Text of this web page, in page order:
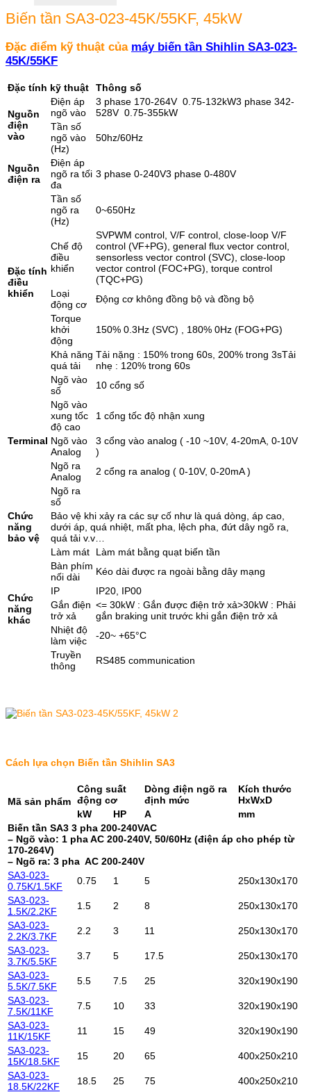
Biến tần SA3-023-45K/55KF, 45kW
Đặc điểm kỹ thuật của máy biến tần Shihlin SA3-023-
45K/55KF
Đặc tính kỹ thuật Thông số
Nguồn
điện
vào
Điện áp
ngõ vào
3 phase 170-264V 0.75-132kW3 phase 342-
528V 0.75-355kW
Tần số
ngõ vào
(Hz)
50hz/60Hz
Nguồn
điện ra
Điện áp
ngõ ra tối
đa
3 phase 0-240V3 phase 0-480V
Đặc tính
điều
khiển
Tần số
ngõ ra
(Hz)
0~650Hz
Chế độ
điều
khiển
SVPWM control, V/F control, close-loop V/F
control (VF+PG), general flux vector control,
sensorless vector control (SVC), close-loop
vector control (FOC+PG), torque control
(TQC+PG)
Loại
động cơ
Động cơ không đồng bộ và đồng bộ
Torque
khởi
động
150% 0.3Hz (SVC) , 180% 0Hz (FOG+PG)
Khả năng
quá tải
Tải nặng : 150% trong 60s, 200% trong 3sTải
nhẹ : 120% trong 60s
Terminal
Ngõ vào
số
10 cổng số
Ngõ vào
xung tốc
độ cao
1 cổng tốc độ nhận xung
Ngõ vào
Analog
3 cổng vào analog ( -10 ~10V, 4-20mA, 0-10V
)
Ngõ ra
Analog
2 cổng ra analog ( 0-10V, 0-20mA )
Ngõ ra
số
Chức
năng
bảo vệ
Bảo vệ khi xảy ra các sự cố như là quá dòng, áp cao,
dưới áp, quá nhiệt, mất pha, lệch pha, đứt dây ngõ ra,
quá tải v.v…
Chức
năng
khác
Làm mát
Làm mát bằng quạt biến tần
Bàn phím
nối dài
Kéo dài được ra ngoài bằng dây mạng
IP
IP20, IP00
Gắn điện
trở xả
<= 30kW : Gắn được điện trở xả>30kW : Phải
gắn braking unit trước khi gắn điện trở xả
Nhiệt độ
làm việc
-20~ +65°C
Truyền
thông
RS485 communication
Cách lựa chọn Biến tần Shihlin SA3
Mã sản phẩm
Công suất
động cơ
Dòng điện ngõ ra
định mức
Kích thước
HxWxD
kW
HP A
mm
Biến tần SA3 3 pha 200-240VAC
– Ngõ vào: 1 pha AC 200-240V, 50/60Hz (điện áp cho phép từ
170-264V)
– Ngõ ra: 3 pha AC 200-240V
SA3-023-
0.75K/1.5KF
0.75 1 5
250x130x170
SA3-023-
1.5K/2.2KF
1.5 2 8
250x130x170
SA3-023-
2.2K/3.7KF
2.2 3 11
250x130x170
SA3-023-
3.7K/5.5KF
3.7 5 17.5
250x130x170
SA3-023-
5.5K/7.5KF
5.5 7.5 25
320x190x190
SA3-023-
7.5K/11KF
7.5 10 33
320x190x190
SA3-023-
11K/15KF
11 15 49
320x190x190
SA3-023-
15K/18.5KF
15 20 65
400x250x210
SA3-023-
18.5K/22KF
18.5 25 75 400x250x210